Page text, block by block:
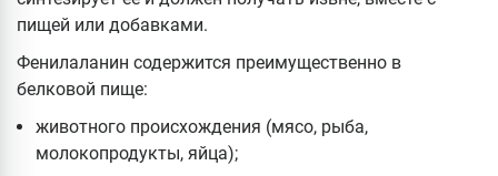
пищей или добавками.
Фенилаланин содержится преимущественно в
белковой пище:
животного происхождения (мясо, рыба,
молокопродукты, яйца);